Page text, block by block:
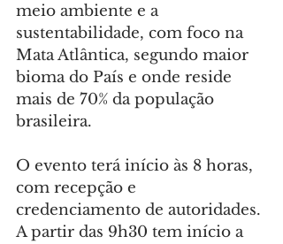
meio ambiente e a
sustentabilidade, com foco na
Mata Atlântica, segundo maior
bioma do País e onde reside
mais de 70% da população
brasileira.
O evento terá início às 8 horas,
com recepção e
credenciamento de autoridades.
A partir das 9h30 tem início a